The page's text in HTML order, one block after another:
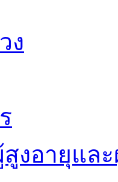
ง
งอายุแล